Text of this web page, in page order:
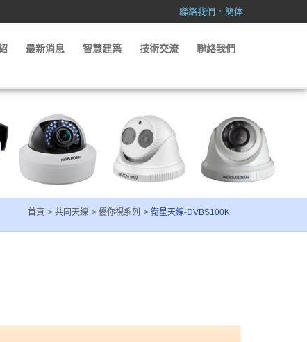
聯絡我們 ． 簡体
最新消息 智慧建築 技術交流 聯絡我們
首頁 共同天線 優你視系列 衛星天線-DVBS100K